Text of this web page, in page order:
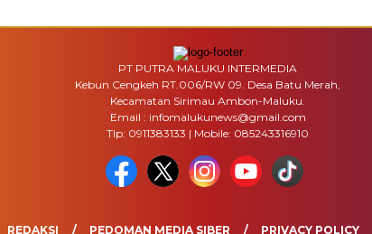
PT PUTRA MALUKU INTERMEDIA
Kebun Cengkeh RT.006/RW 09. Desa Batu Merah,
Kecamatan Sirimau Ambon-Maluku.
Email : infomalukunews@gmail.com
Tlp: 0911383133 | Mobile: 085243316910
REDAKSI PEDOMAN MEDIA SIBER PRIVACY POLICY